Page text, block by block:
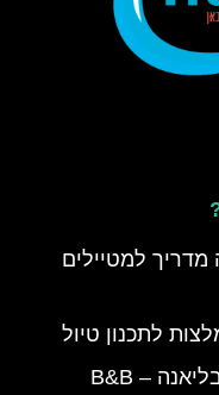
מדריך למטיילים
לתכנון טיול
מלון בד אנד ברקפסט פארק לובליאנה – B&B